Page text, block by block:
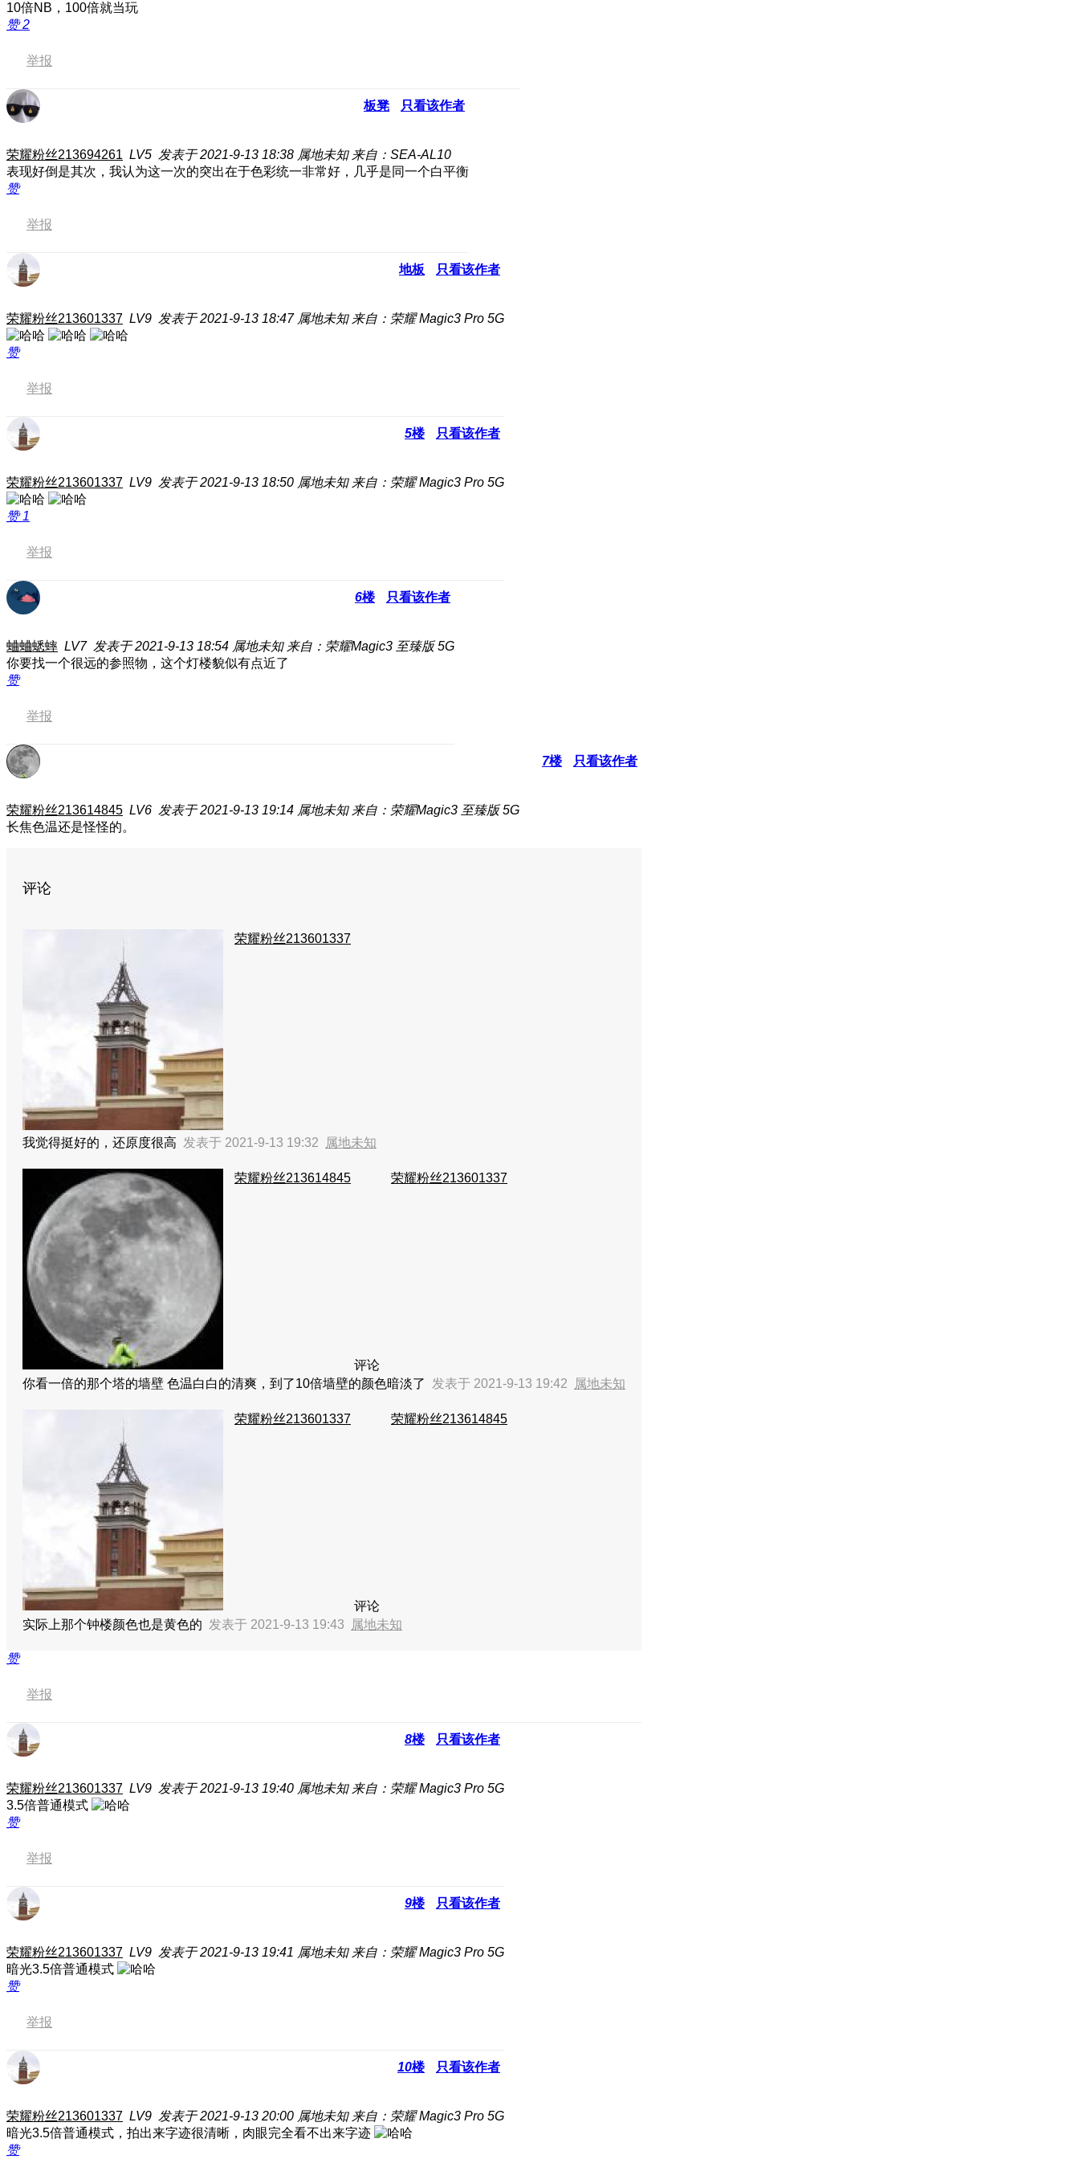
10倍NB，100倍就当玩
赞2
举报
板凳 只看该作者
荣耀粉丝213694261 LV5 发表于 2021-9-13 18:38 属地未知 来自：SEA-AL10
表现好倒是其次，我认为这一次的突出在于色彩统一非常好，几乎是同一个白平衡
赞
举报
地板 只看该作者
荣耀粉丝213601337 LV9 发表于 2021-9-13 18:47 属地未知 来自：荣耀 Magic3 Pro 5G
赞
举报
5楼 只看该作者
荣耀粉丝213601337 LV9 发表于 2021-9-13 18:50 属地未知 来自：荣耀 Magic3 Pro 5G
赞1
举报
6楼 只看该作者
蛐蛐蟋蟀 LV7 发表于 2021-9-13 18:54 属地未知 来自：荣耀Magic3 至臻版 5G
你要找一个很远的参照物，这个灯楼貌似有点近了
赞
举报
7楼 只看该作者
荣耀粉丝213614845 LV6 发表于 2021-9-13 19:14 属地未知 来自：荣耀Magic3 至臻版 5G
长焦色温还是怪怪的。
评论
荣耀粉丝213601337
我觉得挺好的，还原度很高 发表于 2021-9-13 19:32 属地未知
荣耀粉丝213614845
评论
荣耀粉丝213601337
你看一倍的那个塔的墙壁 色温白白的清爽，到了10倍墙壁的颜色暗淡了 发表于 2021-9-13 19:42 属地未知
荣耀粉丝213601337
评论
荣耀粉丝213614845
实际上那个钟楼颜色也是黄色的 发表于 2021-9-13 19:43 属地未知
赞
举报
8楼 只看该作者
荣耀粉丝213601337 LV9 发表于 2021-9-13 19:40 属地未知 来自：荣耀 Magic3 Pro 5G
3.5倍普通模式
赞
举报
9楼 只看该作者
荣耀粉丝213601337 LV9 发表于 2021-9-13 19:41 属地未知 来自：荣耀 Magic3 Pro 5G
暗光3.5倍普通模式
赞
举报
10楼 只看该作者
荣耀粉丝213601337 LV9 发表于 2021-9-13 20:00 属地未知 来自：荣耀 Magic3 Pro 5G
暗光3.5倍普通模式，拍出来字迹很清晰，肉眼完全看不出来字迹
赞